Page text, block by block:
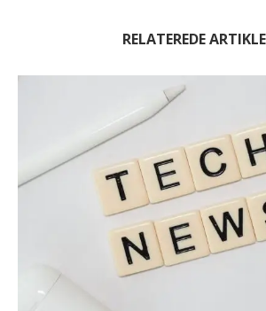
RELATEREDE